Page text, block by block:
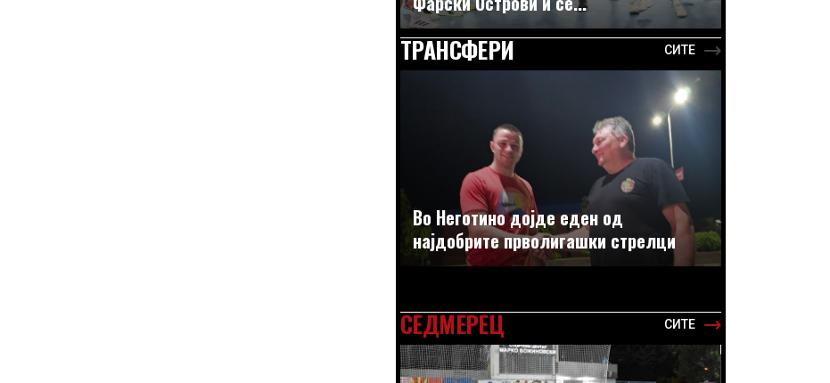
ТРАНСФЕРИ СИТЕ
Во Неготино дојде еден од
најдобрите прволигашки стрелци
СЕДМЕРЕЦ СИТЕ